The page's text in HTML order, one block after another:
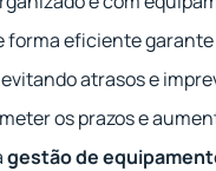
forma eficiente
atrasos e
os prazos e
gestão de